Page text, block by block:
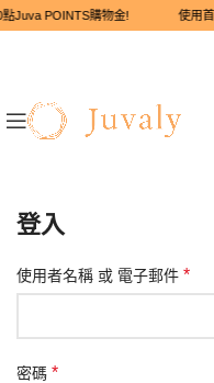
點Juva POINTS購物金!
登入
使用者名稱 或 電子郵件 *
密碼 *